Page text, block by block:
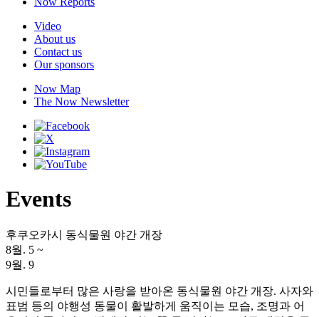
Video
About us
Contact us
Our sponsors
Now Map
The Now Newsletter
Events
후쿠오카시 동식물원 야간 개장
8월. 5 ~
9월. 9
시민들로부터 많은 사랑을 받아온 동식물원 야간 개장. 사자와
표범 등의 야행성 동물이 활발하게 움직이는 모습, 조명과 어